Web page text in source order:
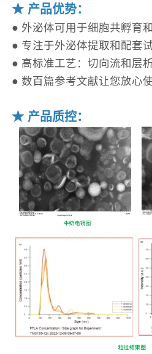
★ 产品优势：
● 外泌体可用于细胞共孵育
● 专注于外泌体提取和配套
● 高标准工艺：切向流和层
● 数百篇参考文献让您放心
★ 产品质控：